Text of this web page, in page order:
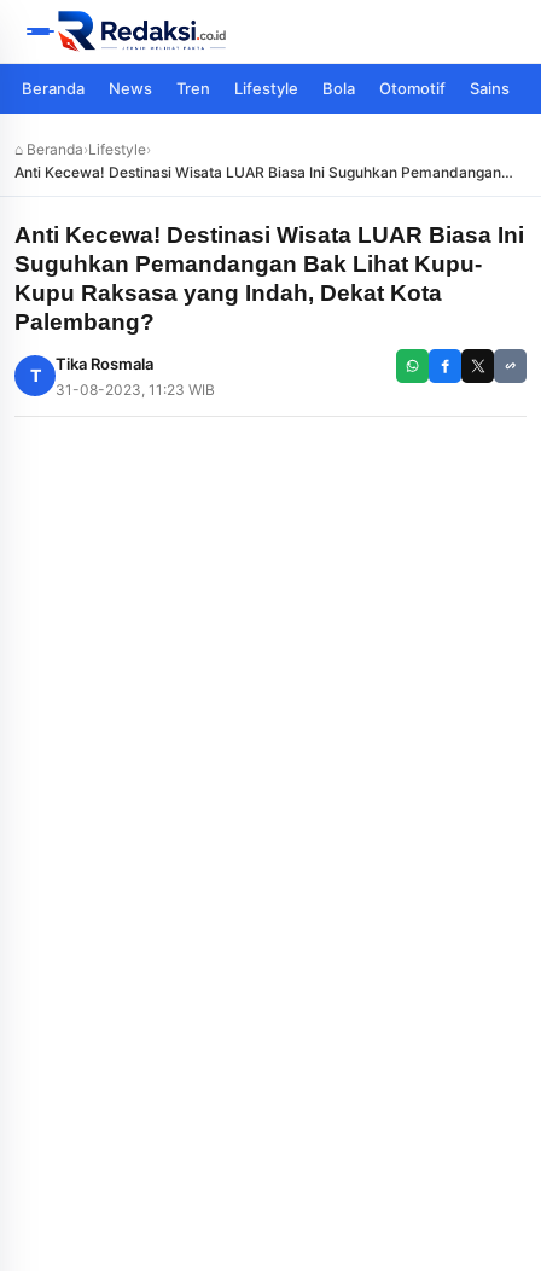
Beranda News Tren Lifestyle Bola Otomotif Sains
⌂ Beranda›Lifestyle›
Anti Kecewa! Destinasi Wisata LUAR Biasa Ini Suguhkan Pemandangan
Bak Lihat Kupu-Kupu Raksasa yang Indah, Dekat Kota Palembang?
Anti Kecewa! Destinasi Wisata LUAR Biasa Ini
Suguhkan Pemandangan Bak Lihat Kupu-
Kupu Raksasa yang Indah, Dekat Kota
Palembang?
T
Tika Rosmala
31-08-2023, 11:23 WIB